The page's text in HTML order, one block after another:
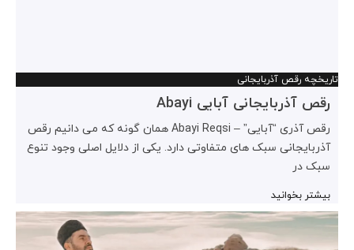
تاریخچه رقص آذربایجانی
رقص آذربایجانی آبایی Abayi
رقص آذری “آبایی” – Abayi Reqsi همان گونه که می دانیم رقص
آذربایجانی سبک های متفاوتی دارد. یکی از دلایل اصلی وجود تنوع
سبک در
بیشتر بخوانید